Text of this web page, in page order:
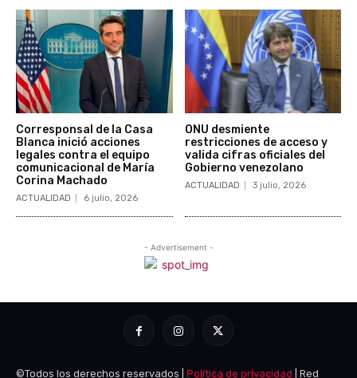
©Todos los derechos reservados | Política de privacidad | Red